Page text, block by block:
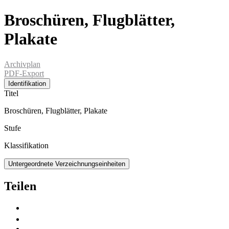
Broschüren, Flugblätter,
Plakate
Archivplan
PDF-Export
Identifikation
Titel
Broschüren, Flugblätter, Plakate
Stufe
Klassifikation
Untergeordnete Verzeichnungseinheiten
Teilen